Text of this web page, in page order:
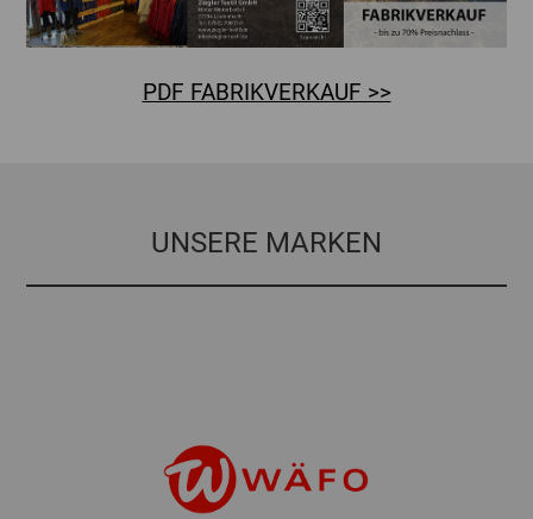
PDF FABRIKVERKAUF >>
UNSERE MARKEN